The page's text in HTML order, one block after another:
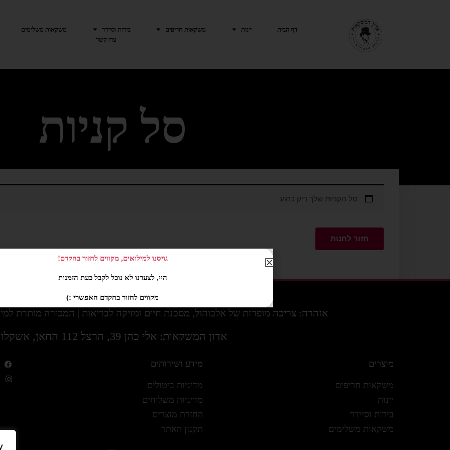
דף הבית יינות משקאות חריפים בירות וסיידר משקאות משלימים
צרו קשר
סל קניות
סל הקניות שלך ריק כרגע.
חזור לחנות
אזהרה: צריכה מופרזת של אלכוהול, מסכנת חיים ומזיקה לבריאות | המכירה מותרת למי שמלאו לו 18
אדון המשקאות: אלי כהן 39, הרצל 112 החאן, אשקלון
מוצרים
משקאות חריפים
יינות
בירות וסיידר
משקאות משלימים
מידע ושירותים
מדיניות ביטולים
מדיניות משלוחים
החזרת מוצרים
תקנון האתר
גויסנו למילואים, מקווים לחזור בהקדם!
היי, לצערנו לא נוכל לקבל כעת הזמנות
מקווים לחזור בהקדם האפשרי :)